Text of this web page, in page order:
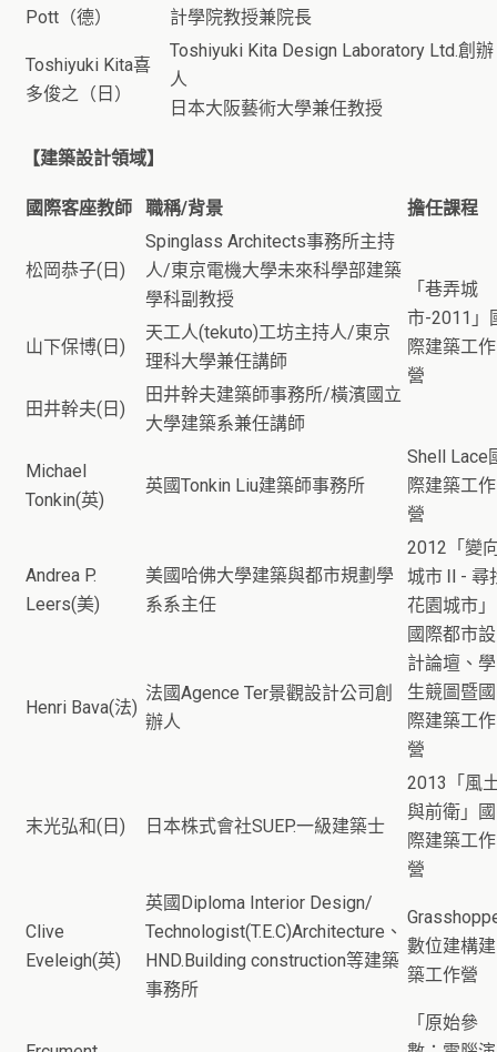
Pott（德）
計學院教授兼院長
Toshiyuki Kita喜
多俊之（日）
Toshiyuki Kita Design Laboratory Ltd.創辦
人
日本大阪藝術大學兼任教授
【建築設計領域】
國際客座教師 職稱/背景 擔任課程
松岡恭子(日)
Spinglass Architects事務所主持
人/東京電機大學未來科學部建築
學科副教授
「巷弄城
市-2011」
際建築工作
營
山下保博(日)
天工人(tekuto)工坊主持人/東京
理科大學兼任講師
田井幹夫(日)
田井幹夫建築師事務所/橫濱國立
大學建築系兼任講師
Michael
Tonkin(英)
英國Tonkin Liu建築師事務所
Shell Lace
際建築工作
營
Andrea P.
Leers(美)
美國哈佛大學建築與都市規劃學
系系主任
2012「變
城市Ⅱ- 尋
花園城市」
國際都市設
計論壇、學
生競圖暨國
際建築工作
營
Henri Bava(法)
法國Agence Ter景觀設計公司創
辦人
末光弘和(日) 日本株式會社SUEP.一級建築士
2013「風
與前衛」國
際建築工作
營
Clive
Eveleigh(英)
英國Diploma Interior Design/
Technologist(T.E.C)Architecture、
HND.Building construction等建築
事務所
數位建構建
築工作營
「原始參